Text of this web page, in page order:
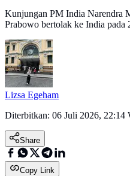
Kunjungan PM India Narendra
Prabowo bertolak ke India pada
Lizsa Egeham
Diterbitkan: 06 Juli 2026, 22:14
Share
Copy Link